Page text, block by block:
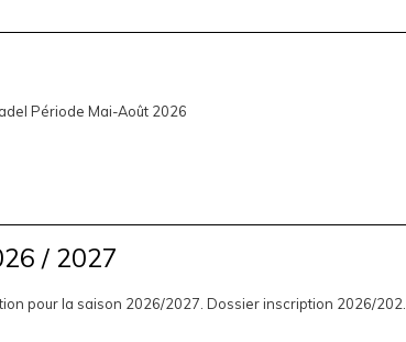
Période Mai-Août 2026
/ 2027
pour la saison 2026/2027. Dossier inscription 2026/202...